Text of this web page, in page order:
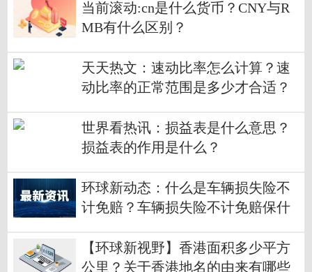
当前滚动:cn是什么货币？CNY与R
MB有什么区别？
天天热文：速动比率怎么计算？速
动比率的正常范围是多少才合适？
世界看热讯：损益表是什么意思？
损益表的作用是什么？
环球新动态：什么是车辆损失险不
计免赔？车辆损失险不计免赔保什
【环球新视野】香港面积多少平方
公里？关于香港地名的由来有哪些